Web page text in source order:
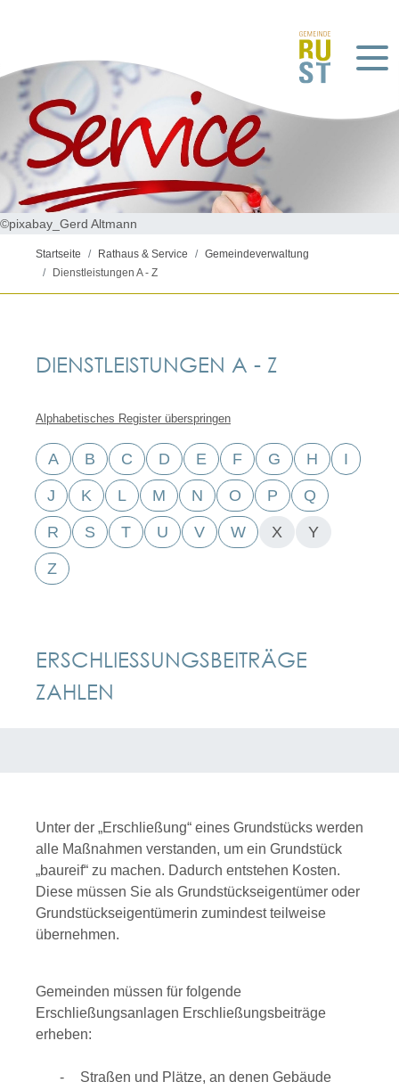
©pixabay_Gerd Altmann
Startseite Rathaus & Service
Gemeindeverwaltung
Dienstleistungen A - Z
DIENSTLEISTUNGEN A - Z
Alphabetisches Register überspringen
A B C D E F G H I
J K L M N O P Q
R S T U V W X Y
Z
ERSCHLIESSUNGSBEITRÄGE Z
AHLEN
Unter der „Erschließung“ eines Grundstücks werden
alle Maßnahmen verstanden, um ein Grundstück
„baureif“ zu machen. Dadurch entstehen Kosten.
Diese müssen Sie als Grundstückseigentümer oder
Grundstückseigentümerin zumindest teilweise
übernehmen.
Gemeinden müssen für folgende
Erschließungsanlagen Erschließungsbeiträge
erheben:
Straßen und Plätze, an denen Gebäude